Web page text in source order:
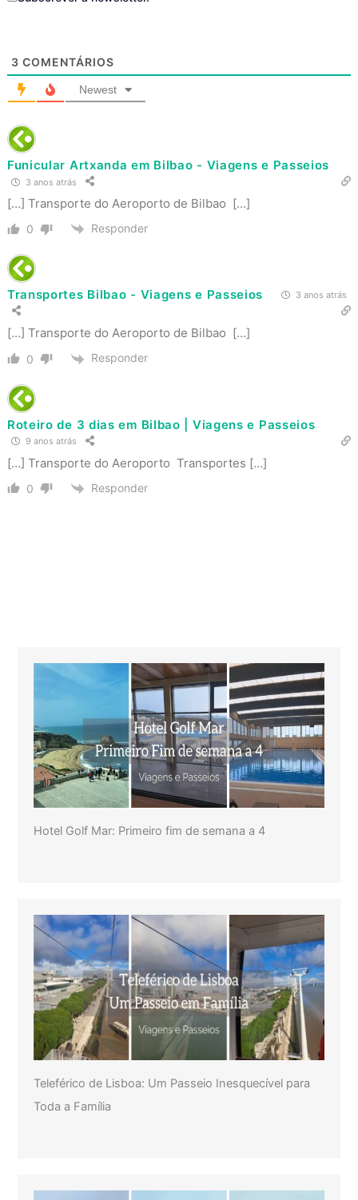
3 COMENTÁRIOS
Newest
Funicular Artxanda em Bilbao - Viagens e Passeios
3 anos atrás
[…] Transporte do Aeroporto de Bilbao […]
0 Responder
Transportes Bilbao - Viagens e Passeios 3 anos atrás
[…] Transporte do Aeroporto de Bilbao […]
0 Responder
Roteiro de 3 dias em Bilbao | Viagens e Passeios
9 anos atrás
[…] Transporte do Aeroporto Transportes […]
0 Responder
Hotel Golf Mar: Primeiro fim de semana a 4
Teleférico de Lisboa: Um Passeio Inesquecível para
Toda a Família